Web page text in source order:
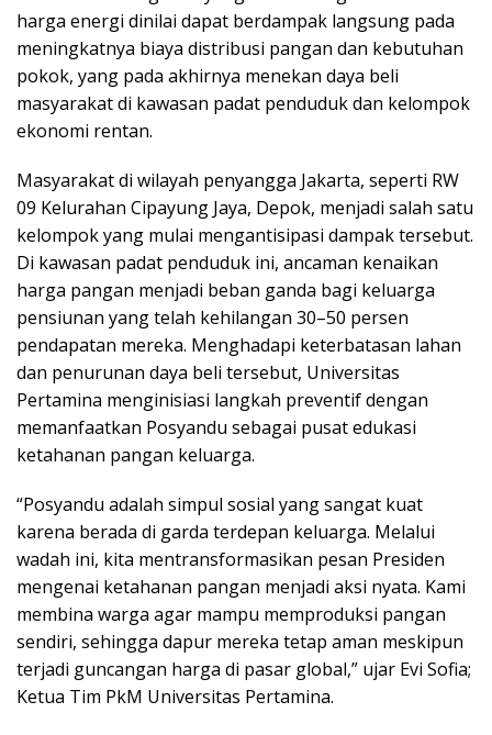
harga energi dinilai dapat berdampak langsung pada
meningkatnya biaya distribusi pangan dan kebutuhan
pokok, yang pada akhirnya menekan daya beli
masyarakat di kawasan padat penduduk dan kelompok
ekonomi rentan.
Masyarakat di wilayah penyangga Jakarta, seperti RW
09 Kelurahan Cipayung Jaya, Depok, menjadi salah satu
kelompok yang mulai mengantisipasi dampak tersebut.
Di kawasan padat penduduk ini, ancaman kenaikan
harga pangan menjadi beban ganda bagi keluarga
pensiunan yang telah kehilangan 30–50 persen
pendapatan mereka. Menghadapi keterbatasan lahan
dan penurunan daya beli tersebut, Universitas
Pertamina menginisiasi langkah preventif dengan
memanfaatkan Posyandu sebagai pusat edukasi
ketahanan pangan keluarga.
“Posyandu adalah simpul sosial yang sangat kuat
karena berada di garda terdepan keluarga. Melalui
wadah ini, kita mentransformasikan pesan Presiden
mengenai ketahanan pangan menjadi aksi nyata. Kami
membina warga agar mampu memproduksi pangan
sendiri, sehingga dapur mereka tetap aman meskipun
terjadi guncangan harga di pasar global,” ujar Evi Sofia;
Ketua Tim PkM Universitas Pertamina.